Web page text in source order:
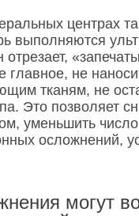
центрах
выполняются
главное, не
тканям, не
Это позволяет
уменьшить число
осложнений,
могут